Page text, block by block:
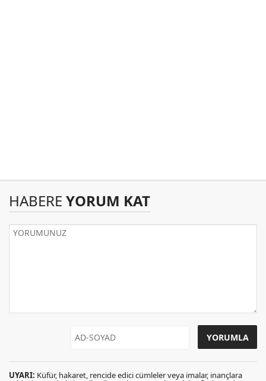
HABERE YORUM KAT
UYARI: Küfür, hakaret, rencide edici cümleler veya imalar, inançlara